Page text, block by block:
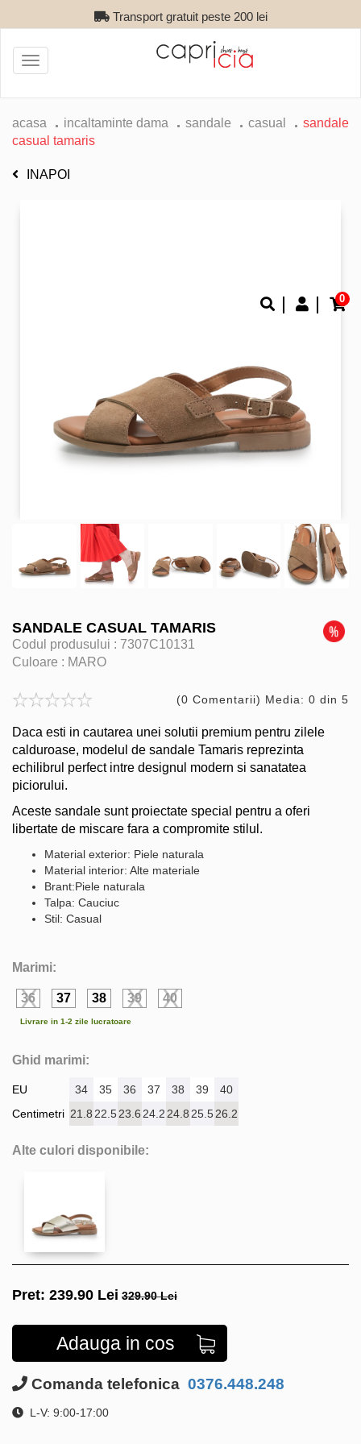
Transport gratuit peste 200 lei
0
Toggle
navigation
acasa incaltaminte dama sandale casual
sandale
casual tamaris
INAPOI
SANDALE CASUAL TAMARIS
Codul produsului : 7307C10131
Culoare : MARO
(0 Comentarii) Media: 0 din 5
Daca esti in cautarea unei solutii premium pentru zilele
calduroase, modelul de sandale Tamaris reprezinta
echilibrul perfect intre designul modern si sanatatea
piciorului.
Aceste sandale sunt proiectate special pentru a oferi
libertate de miscare fara a compromite stilul.
Material exterior: Piele naturala
Material interior: Alte materiale
Brant:Piele naturala
Talpa: Cauciuc
Stil: Casual
Marimi:
36 37 38 39 40
Livrare in 1-2 zile lucratoare
Ghid marimi:
EU
Centimetri
34 35 36 37 38 39
40
21.8 22.523.6 24.2 24.8 25.526.2
Alte culori disponibile:
Pret: 239.90 Lei 329.90 Lei
Adauga in cos
Comanda telefonica 0376.448.248
L-V: 9:00-17:00